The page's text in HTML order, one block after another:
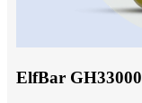
ElfBar GH33000